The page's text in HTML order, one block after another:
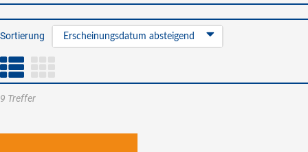
Sortierung Erscheinungsdatum absteigend
9 Treffer